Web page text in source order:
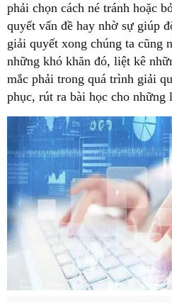
phải chọn cách né tránh hoặc
quyết vấn đề hay nhờ sự giúp
giải quyết xong chúng ta cũng
những khó khăn đó, liệt kê
mắc phải trong quá trình giải